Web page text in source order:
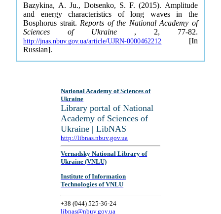
Bazykina, A. Ju., Dotsenko, S. F. (2015). Amplitude
and energy characteristics of long waves in the
Bosphorus strait. Reports of the National Academy of
Sciences of Ukraine , 2, 77-82.
http://jnas.nbuv.gov.ua/article/UJRN-0000462212 [In
Russian].
National Academy of Sciences of
Ukraine
Library portal of National
Academy of Sciences of
Ukraine | LibNAS
http://libnas.nbuv.gov.ua
Vernadsky National Library of
Ukraine (VNLU)
Institute of Information
Technologies of VNLU
+38 (044) 525-36-24
libnas@nbuv.gov.ua